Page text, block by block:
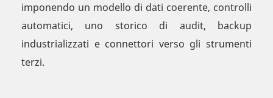
imponendo un modello di dati coerente, controlli
automatici, uno storico di audit, backup
industrializzati e connettori verso gli strumenti
terzi.